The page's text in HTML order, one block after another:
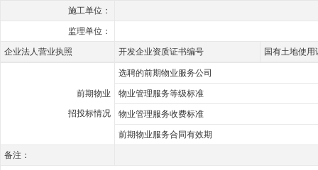
施工单位：
监理单位：
企业法人营业执照 开发企业资质证书编号 国有土地使用
前期物业
招投标情况
选聘的前期物业服务公司
物业管理服务等级标准
物业管理服务收费标准
前期物业服务合同有效期
备注：